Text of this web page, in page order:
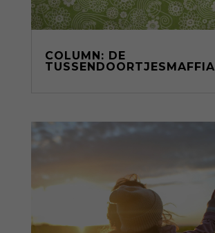
COLUMN: DE
TUSSENDOORTJESMAFFIA